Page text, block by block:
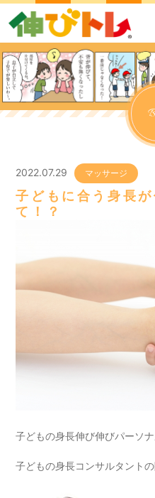
2022.07.29 マッサージ
子どもに合う身長
て！？
子どもの身長伸び伸びパーソ
子どもの身長コンサルタント